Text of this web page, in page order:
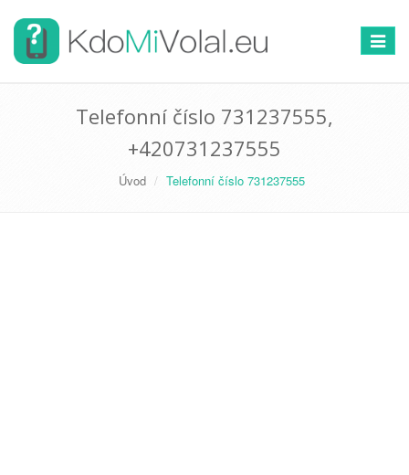
Telefonní číslo 731237555,
+420731237555
Úvod Telefonní číslo 731237555